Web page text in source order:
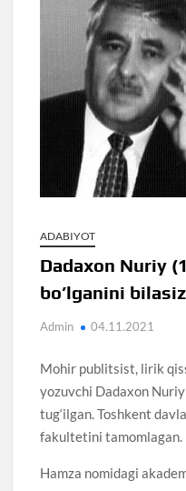
ADABIYOT
Dadaxon Nuriy
bo’lganini
Admin 04.11.2021
Mohir publitsist, lirik
yozuvchi Dadaxon
tug‘ilgan. Toshkent
fakultetini tamomlagan.
Hamza nomidagi